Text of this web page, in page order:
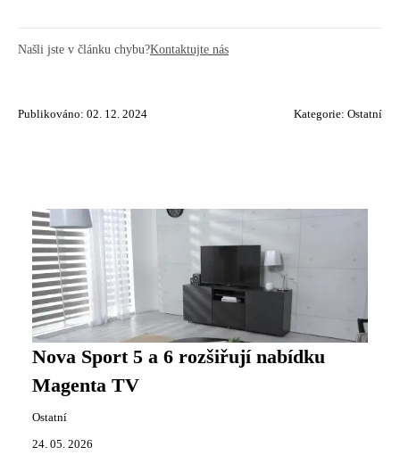
Našli jste v článku chybu?Kontaktujte nás
Publikováno: 02. 12. 2024 Kategorie: Ostatní
Nova Sport 5 a 6 rozšiřují nabídku
Magenta TV
Ostatní
24. 05. 2026